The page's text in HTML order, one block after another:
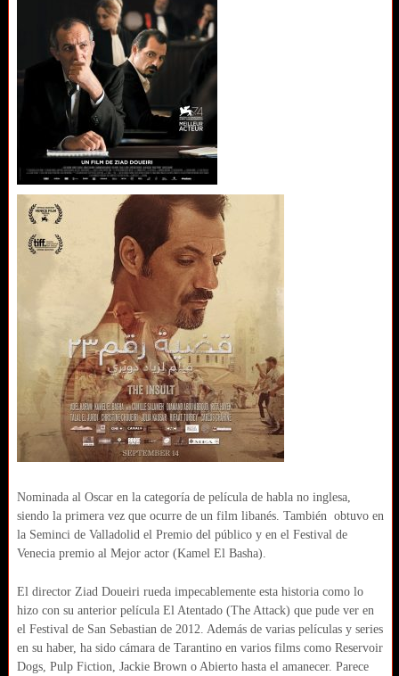
Nominada al Oscar en la categoría de película de habla no inglesa,
siendo la primera vez que ocurre de un film libanés. También obtuvo en
la Seminci de Valladolid el Premio del público y en el Festival de
Venecia premio al Mejor actor (Kamel El Basha).
El director Ziad Doueiri rueda impecablemente esta historia como lo
hizo con su anterior película El Atentado (The Attack) que pude ver en
el Festival de San Sebastian de 2012. Además de varias películas y series
en su haber, ha sido cámara de Tarantino en varios films como Reservoir
Dogs, Pulp Fiction, Jackie Brown o Abierto hasta el amanecer. Parece